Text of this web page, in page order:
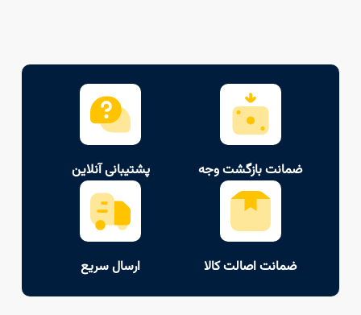
ضمانت بازگشت وجه پشتیبانی آنلاین
ضمانت اصالت کالا ارسال سریع